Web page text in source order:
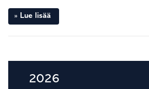
Lue lisää
Ensisijainen
2026